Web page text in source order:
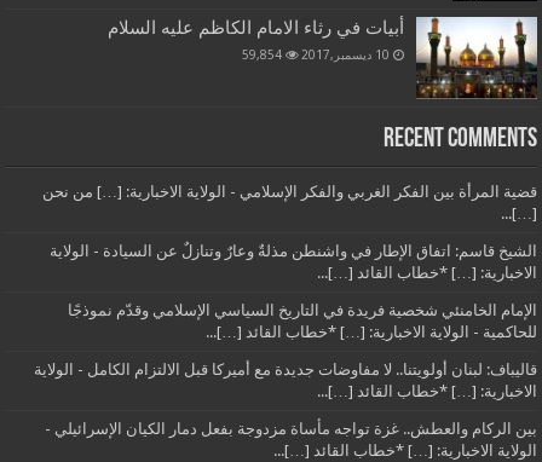
أبيات في رثاء الامام الكاظم عليه السلام
10 ديسمبر,2017 59,854
Recent Comments
قضية المرأة بين الفكر الغربي والفكر الإسلامي - الولاية الاخبارية: […] من نحن
[…]...
الشيخ قاسم: اتفاق الإطار في واشنطن مذلةٌ وعارٌ وتنازلٌ عن السيادة - الولاية
الاخبارية: […] *خطاب القائد […]...
الإمام الخامنئي شخصية فريدة في التاريخ السياسي الإسلامي وقدّم نموذجًا
للحاكمية - الولاية الاخبارية: […] *خطاب القائد […]...
قاليباف: لبنان أولويتنا.. لا مفاوضات جديدة مع أميركا قبل الالتزام الكامل - الولاية
الاخبارية: […] *خطاب القائد […]...
بين الركام والعطش.. غزة تواجه مأساة مزدوجة بفعل دمار الكيان الإسرائيلي -
الولاية الاخبارية: […] *خطاب القائد […]...